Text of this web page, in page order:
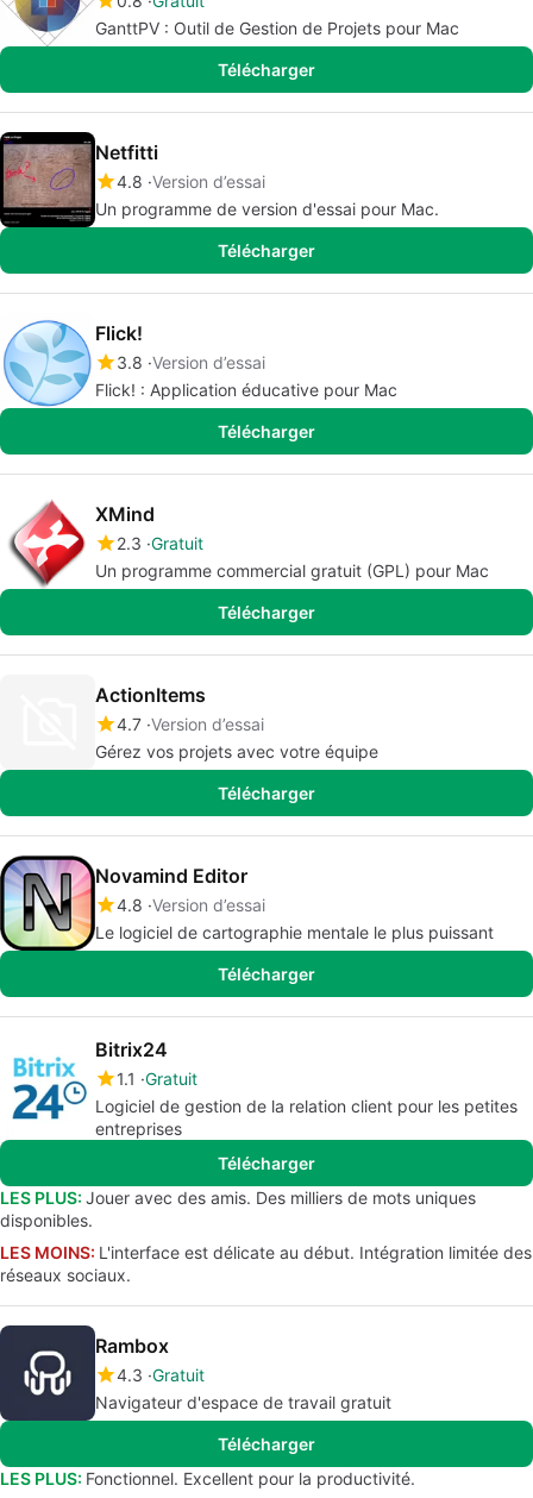
GanttPV : Outil de Gestion de Projets pour Mac
Télécharger
Netfitti
4.8 Version d’essai
Un programme de version d'essai pour Mac.
Télécharger
Flick!
3.8 Version d’essai
Flick! : Application éducative pour Mac
Télécharger
XMind
2.3 Gratuit
Un programme commercial gratuit (GPL) pour Mac
Télécharger
ActionItems
4.7 Version d’essai
Gérez vos projets avec votre équipe
Télécharger
Novamind Editor
4.8 Version d’essai
Le logiciel de cartographie mentale le plus puissant
Télécharger
Bitrix24
1.1 Gratuit
Logiciel de gestion de la relation client pour les petites
entreprises
Télécharger
LES PLUS: Jouer avec des amis. Des milliers de mots uniques
disponibles.
LES MOINS: L'interface est délicate au début. Intégration limitée des
réseaux sociaux.
Rambox
4.3 Gratuit
Navigateur d'espace de travail gratuit
Télécharger
LES PLUS: Fonctionnel. Excellent pour la productivité.